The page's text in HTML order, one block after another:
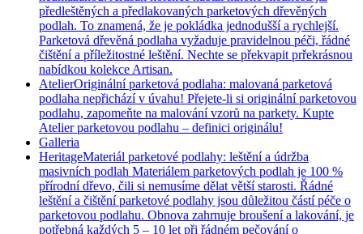
předleštěných a předlakovaných parketových dřevěných
podlah. To znamená, že je pokládka jednodušší a rychlejší.
Parketová dřevěná podlaha vyžaduje pravidelnou péči, řádné
čištění a příležitostné leštění. Nechte se překvapit prřekrásnou
nabídkou kolekce Artisan.
AtelierOriginální parketová podlaha: malovaná parketová
podlaha nepřichází v úvahu! Přejete-li si originální parketovou
podlahu, zapomeňte na malování vzorů na parkety. Kupte
Atelier parketovou podlahu – definici originálu!
Galleria
HeritageMateriál parketové podlahy: leštění a údržba
masivních podlah Materiálem parketových podlah je 100 %
přírodní dřevo, čili si nemusíme dělat větší starosti. Řádné
leštění a čištění parketové podlahy jsou důležitou částí péče o
parketovou podlahu. Obnova zahrnuje broušení a lakování, je
potřebná každých 5 – 10 let při řádném pečování o